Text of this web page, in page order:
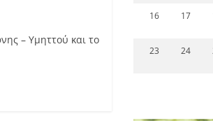
– Υμηττού και το
16 17
23 24